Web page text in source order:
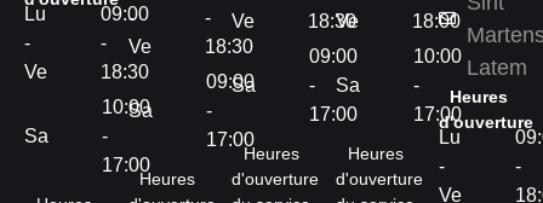
Lu
-
Ve
09:00
-
18:30
Sa
10:00
-
17:00
-
Ve
-
18:30
Sa
09:00
-
17:00
Heures
Ve
18:30
Sa
09:00
-
17:00
Heures
d'ouverture
Ve
18:00
Sa
10:00
-
17:00
Heures
d'ouverture
Latem
Heures
d'ouverture
Lu
-
Ve
-